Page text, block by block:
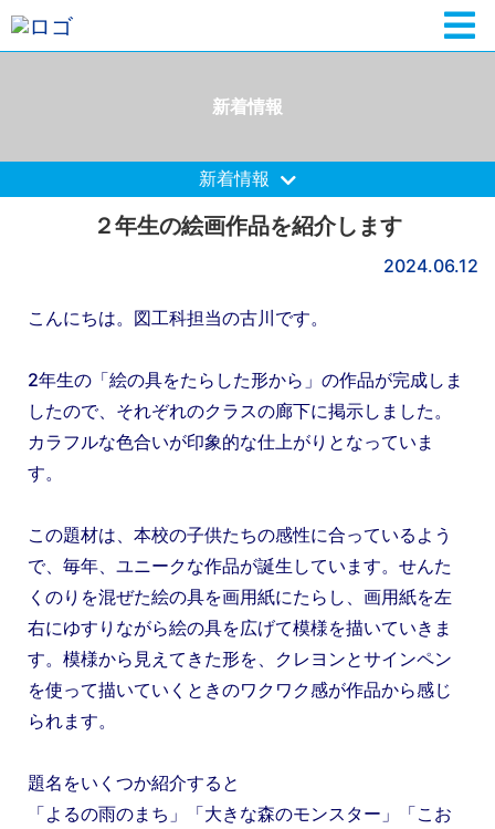
新着情報
新着情報
２年生の絵画作品を紹介します
2024.06.12
こんにちは。図工科担当の古川です。
2年生の「絵の具をたらした形から」の作品が完成しま
したので、それぞれのクラスの廊下に掲示しました。
カラフルな色合いが印象的な仕上がりとなっていま
す。
この題材は、本校の子供たちの感性に合っているよう
で、毎年、ユニークな作品が誕生しています。せんた
くのりを混ぜた絵の具を画用紙にたらし、画用紙を左
右にゆすりながら絵の具を広げて模様を描いていきま
す。模様から見えてきた形を、クレヨンとサインペン
を使って描いていくときのワクワク感が作品から感じ
られます。
題名をいくつか紹介すると
「よるの雨のまち」「大きな森のモンスター」「こお